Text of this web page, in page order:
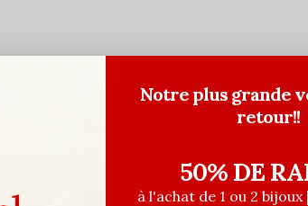
Notre plus grande
retour!!
50% DE
à l'achat de 1 ou 2 bijoux